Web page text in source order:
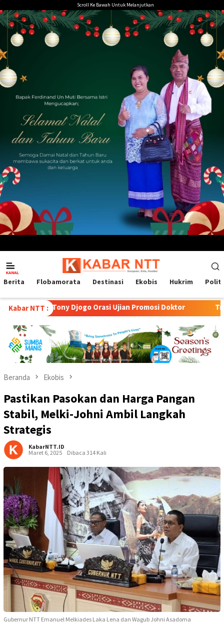
ke
konten
Scroll Ke Bawah Untuk Melanjutkan
Mobile
Berita Flobamorata Destinasi Ekobis Hukrim
Kabar NTT :
Djogo Orasi Ujian Promosi Doktor Transformasi
Beranda Ekobis
Pastikan Pasokan dan Harga Pangan
Stabil, Melki-Johni Ambil Langkah
Strategis
KabarNTT.ID
Maret 6, 2025
Dibaca 314 Kali
Gubernur NTT Emanuel Melkiades Laka Lena dan Wagub Johni Asadoma